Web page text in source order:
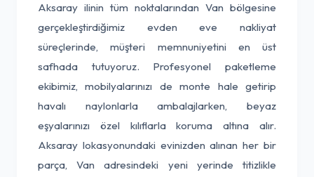
Aksaray ilinin tüm noktalarından Van bölgesine
gerçekleştirdiğimiz evden eve nakliyat
süreçlerinde, müşteri memnuniyetini en üst
safhada tutuyoruz. Profesyonel paketleme
ekibimiz, mobilyalarınızı de monte hale getirip
havalı naylonlarla ambalajlarken, beyaz
eşyalarınızı özel kılıflarla koruma altına alır.
Aksaray lokasyonundaki evinizden alınan her bir
parça, Van adresindeki yeni yerinde titizlikle